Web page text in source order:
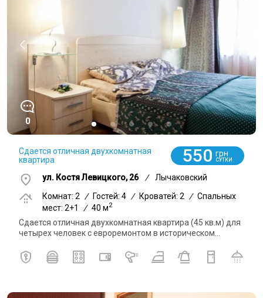
0
Сдается отличная двухкомнатная
квартира
550 грн
СУТКИ
ул. Костя Левицкого, 26 /
Лычаковский
Комнат: 2 / Гостей: 4 / Кроватей: 2 / Спальных
мест: 2+1
/ 40 м2
Сдается отличная двухкомнатная квартира (45 кв.м) для
четырех человек с евроремонтом в историческом...